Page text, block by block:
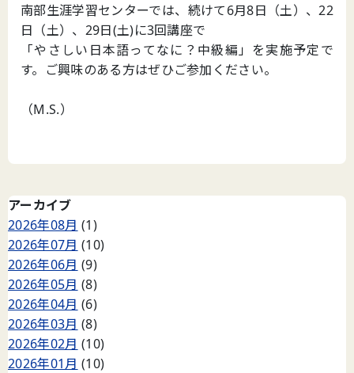
南部生涯学習センターでは、続けて6月8日（土）、22
日（土）、29日(土)に3回講座で
「やさしい日本語ってなに？中級編」を実施予定で
す。ご興味のある方はぜひご参加ください。
（M.S.）
アーカイブ
2026年08月 (1)
2026年07月 (10)
2026年06月 (9)
2026年05月 (8)
2026年04月 (6)
2026年03月 (8)
2026年02月 (10)
2026年01月 (10)